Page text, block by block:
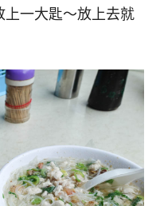
一大匙～放上去就